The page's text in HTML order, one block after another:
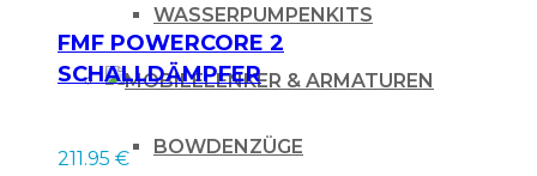
WASSERPUMPENKITS
LENKER & ARMATUREN
BOWDENZÜGE
FMF POWERCORE 2
SCHALLDÄMPFER
211.95 €